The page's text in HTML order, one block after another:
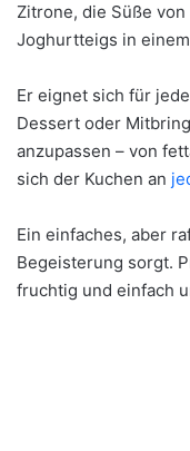
Zitrone, die Süße
Joghurtteigs in
Er eignet sich für
Dessert oder
anzupassen – von
sich der Kuchen an
Ein einfaches, aber
Begeisterung sorgt.
fruchtig und einfach